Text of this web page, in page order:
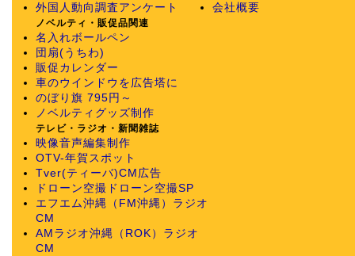
外国人動向調査アンケート
ノベルティ・販促品関連
名入れボールペン
団扇(うちわ)
販促カレンダー
車のウインドウを広告塔に
のぼり旗 795円～
ノベルティグッズ制作
テレビ・ラジオ・新聞雑誌
映像音声編集制作
OTV-年賀スポット
Tver(ティーバ)CM広告
ドローン空撮 ドローン空撮SP
エフエム沖縄（FM沖縄）ラジオ
CM
AMラジオ沖縄（ROK）ラジオ
CM
会社概要